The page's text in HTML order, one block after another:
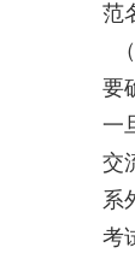
范
要
一
交
系
考